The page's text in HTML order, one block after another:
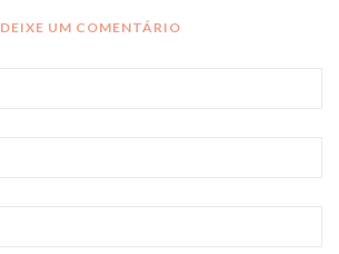
DEIXE UM COMENTÁRIO